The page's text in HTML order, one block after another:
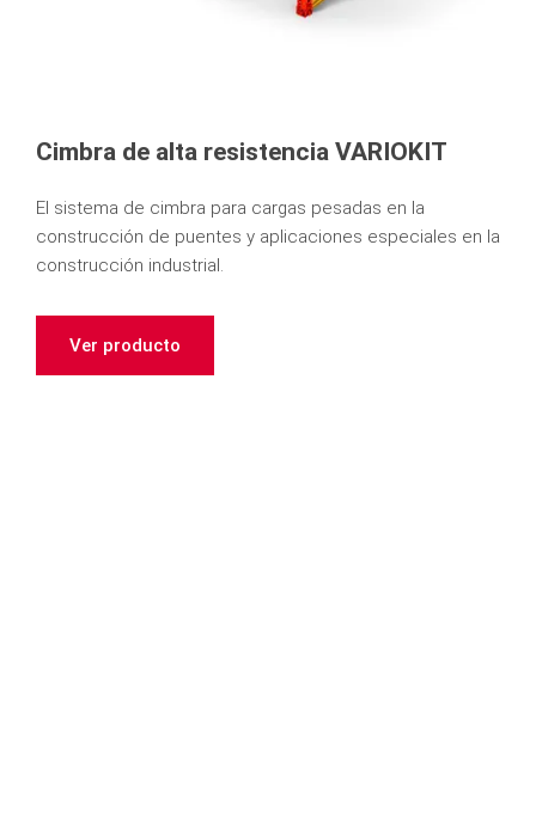
Cimbra de alta resistencia VARIOKIT
El sistema de cimbra para cargas pesadas en la
construcción de puentes y aplicaciones especiales en la
construcción industrial.
Ver producto